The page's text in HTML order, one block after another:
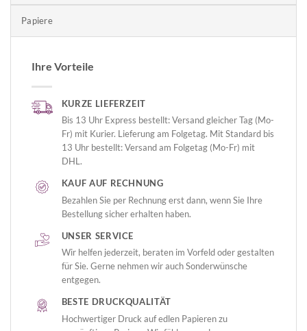
Papiere
Ihre Vorteile
KURZE LIEFERZEIT
Bis 13 Uhr Express bestellt: Versand gleicher Tag (Mo-
Fr) mit Kurier. Lieferung am Folgetag. Mit Standard bis
13 Uhr bestellt: Versand am Folgetag (Mo-Fr) mit
DHL.
KAUF AUF RECHNUNG
Bezahlen Sie per Rechnung erst dann, wenn Sie Ihre
Bestellung sicher erhalten haben.
UNSER SERVICE
Wir helfen jederzeit, beraten im Vorfeld oder gestalten
für Sie. Gerne nehmen wir auch Sonderwünsche
entgegen.
BESTE DRUCKQUALITÄT
Hochwertiger Druck auf edlen Papieren zu